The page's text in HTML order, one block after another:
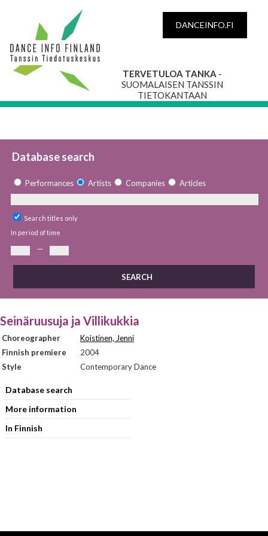
DANCEINFO.FI
TERVETULOA TANKA -
SUOMALAISEN TANSSIN
TIETOKANTAAN
Database search
Performances Artists Companies Articles
Search titles only
In period of time
—
Seinäruusuja ja Villikukkia
Choreographer
Koistinen, Jenni
Finnish premiere
2004
Style
Contemporary Dance
Database search
More information
In Finnish